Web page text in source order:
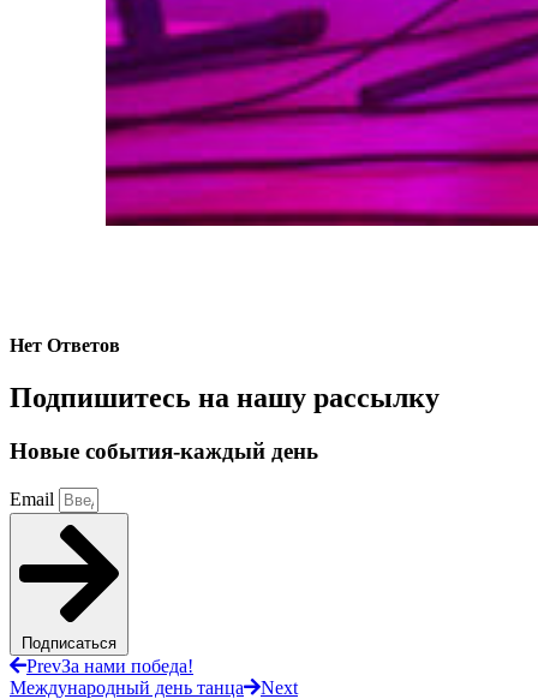
Нет Ответов
Подпишитесь на нашу рассылку
Новые события-каждый день
Email
Подписаться
PrevЗа нами победа!
Международный день танца
Next